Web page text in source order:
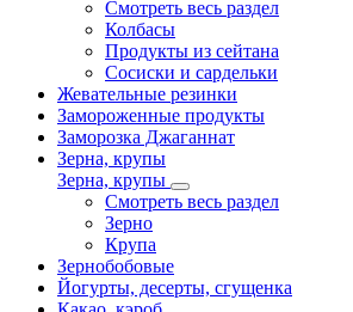
Смотреть весь раздел
Колбасы
Продукты из сейтана
Сосиски и сардельки
Жевательные резинки
Замороженные продукты
Заморозка Джаганнат
Зерна, крупы
Зерна, крупы
Смотреть весь раздел
Зерно
Крупа
Зернобобовые
Йогурты, десерты, сгущенка